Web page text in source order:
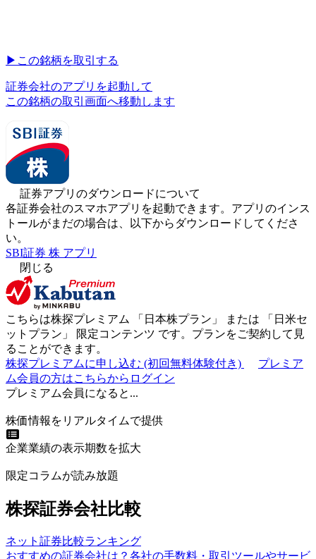
▶︎ この銘柄を取引する
証券会社のアプリを起動して
この銘柄の取引画面へ移動します
証券アプリのダウンロードについて
各証券会社のスマホアプリを起動できます。アプリのインス
トールがまだの場合は、以下からダウンロードしてくださ
い。
SBI証券 株 アプリ
閉じる
こちらは株探プレミアム 「 日本株プラン 」 または 「 日米セ
ットプラン 」 限定コンテンツ です。プランをご契約して見
ることができます。
株探プレミアムに申し込む (初回無料体験付き)
プレミア
ム会員の方はこちらからログイン
プレミアム会員になると...
株価情報をリアルタイムで提供
企業業績の表示期数を拡大
限定コラムが読み放題
株探証券会社比較
ネット証券比較ランキング
おすすめの証券会社は？各社の手数料・取引ツールやサービ